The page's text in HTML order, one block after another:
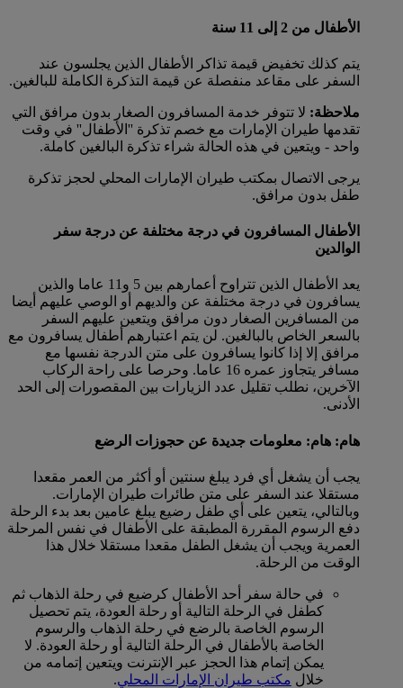
الأطفال من 2 إلى 11 سنة
يتم كذلك تخفيض قيمة تذاكر الأطفال الذين يجلسون عند
السفر على مقاعد منفصلة عن قيمة التذكرة الكاملة للبالغين.
ملاحظة: لا تتوفر خدمة المسافرون الصغار بدون مرافق التي
تقدمها طيران الإمارات مع خصم تذكرة ''الأطفال'' في وقت
واحد - ويتعين في هذه الحالة شراء تذكرة البالغين كاملة.
يرجى الاتصال بمكتب طيران الإمارات المحلي لحجز تذكرة
طفل بدون مرافق.
الأطفال المسافرون في درجة مختلفة عن درجة سفر
الوالدين
يعد الأطفال الذين تتراوح أعمارهم بين 5 و11 عاما والذين
يسافرون في درجة مختلفة عن والديهم أو الوصي عليهم أيضا
من المسافرين الصغار دون مرافق ويتعين عليهم السفر
بالسعر الخاص بالبالغين. لن يتم اعتبارهم أطفال يسافرون مع
مرافق إلا إذا كانوا يسافرون على متن الدرجة نفسها مع
مسافر يتجاوز عمره 16 عاما. وحرصا على راحة الركاب
الآخرين، نطلب تقليل عدد الزيارات بين المقصورات إلى الحد
الأدنى.
هام: هام: معلومات جديدة عن حجوزات الرضع
يجب أن يشغل أي فرد يبلغ سنتين أو أكثر من العمر مقعدا
مستقلا عند السفر على متن طائرات طيران الإمارات.
وبالتالي، يتعين على أي طفل رضيع يبلغ عامين بعد بدء الرحلة
دفع الرسوم المقررة المطبقة على الأطفال في نفس المرحلة
العمرية ويجب أن يشغل الطفل مقعدا مستقلا خلال هذا
الوقت من الرحلة.
في حالة سفر أحد الأطفال كرضيع في رحلة الذهاب ثم
كطفل في الرحلة التالية أو رحلة العودة، يتم تحصيل
الرسوم الخاصة بالرضع في رحلة الذهاب والرسوم
الخاصة بالأطفال في الرحلة التالية أو رحلة العودة. لا
يمكن إتمام هذا الحجز عبر الإنترنت ويتعين إتمامه من
خلال مكتب طيران الإمارات المحلي.